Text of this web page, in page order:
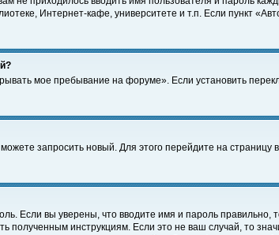
Интернет-кафе, университете и т.п. Если пункт
мое пребывание на форуме». Если установить
запросить новый. Для этого перейдите на
Если вы уверены, что вводите имя и пароль
полученным инструкциям. Если это не ваш случай, то